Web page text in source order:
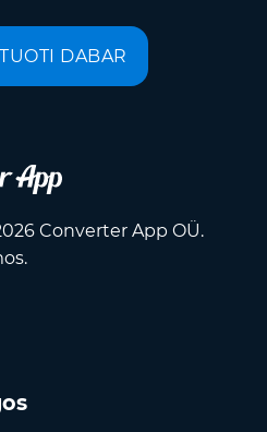
DABAR
Converter App OÜ.